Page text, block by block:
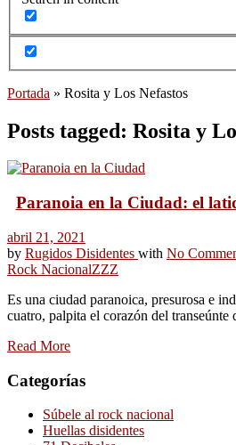
Portada » Rosita y Los Nefastos
Posts tagged: Rosita y
Paranoia en la Ciudad: el
abril 21, 2021
by Rugidos Disidentes with No
Rock NacionalZZZ
Es una ciudad paranoica, presurosa e
cuatro, palpita el corazón del transeúnte
Read More
Categorías
Súbele al rock nacional
Huellas disidentes